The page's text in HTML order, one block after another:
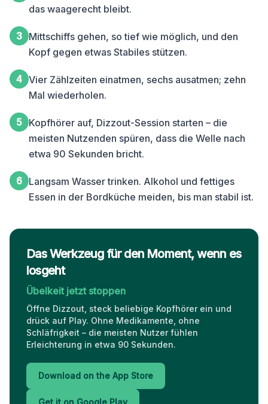
das waagerecht bleibt.
3 Mittschiffs gehen, so tief wie möglich, und den
Kopf gegen etwas Stabiles stützen.
4 Vier Zählzeiten einatmen, sechs ausatmen; zehn
Mal wiederholen.
5 Kopfhörer auf, Dizzout-Session starten – die
meisten Nutzenden spüren, dass die Welle nach
etwa 90 Sekunden bricht.
6 Langsam Wasser trinken. Alkohol und fettiges
Essen in der Bordküche meiden, bis man stabil ist.
Das Werkzeug für den Moment, wenn es
losgeht
Übelkeit jetzt stoppen
Öffne Dizzout, steck beliebige Kopfhörer ein und
drück auf Play. Ohne Medikamente, ohne
Schläfrigkeit – die meisten Nutzer fühlen
Erleichterung in etwa 90 Sekunden.
Download on the App Store
Get it on Google Play